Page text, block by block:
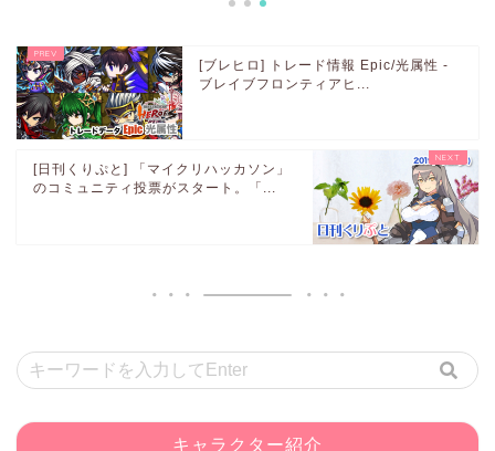
[ブレヒロ] トレード情報 Epic/光属性 -
ブレイブフロンティアヒ...
[日刊くりぷと] 「マイクリハッカソン」
のコミュニティ投票がスタート。「...
キャラクター紹介